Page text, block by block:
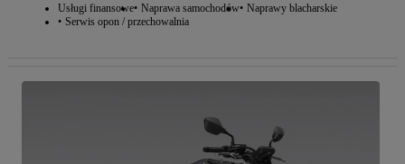
Usługi finansowe Naprawa samochodów Naprawy blacharskie
Serwis opon / przechowalnia